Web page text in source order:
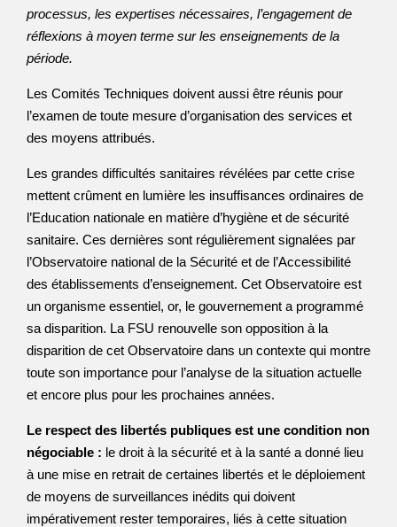
processus, les expertises nécessaires, l’engagement de
réflexions à moyen terme sur les enseignements de la
période.
Les Comités Techniques doivent aussi être réunis pour
l’examen de toute mesure d’organisation des services et
des moyens attribués.
Les grandes difficultés sanitaires révélées par cette crise
mettent crûment en lumière les insuffisances ordinaires de
l’Education nationale en matière d’hygiène et de sécurité
sanitaire. Ces dernières sont régulièrement signalées par
l’Observatoire national de la Sécurité et de l’Accessibilité
des établissements d’enseignement. Cet Observatoire est
un organisme essentiel, or, le gouvernement a programmé
sa disparition. La FSU renouvelle son opposition à la
disparition de cet Observatoire dans un contexte qui montre
toute son importance pour l’analyse de la situation actuelle
et encore plus pour les prochaines années.
Le respect des libertés publiques est une condition non
négociable : le droit à la sécurité et à la santé a donné lieu
à une mise en retrait de certaines libertés et le déploiement
de moyens de surveillances inédits qui doivent
impérativement rester temporaires, liés à cette situation